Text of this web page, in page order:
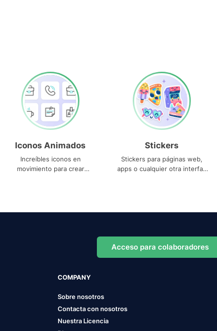
Iconos Animados
Increíbles iconos en
movimiento para crear
Stickers
Stickers para páginas web,
apps o cualquier otra interfaz
Acceso para colaboradores
COMPANY
Sobre nosotros
Contacta con nosotros
Nuestra Licencia